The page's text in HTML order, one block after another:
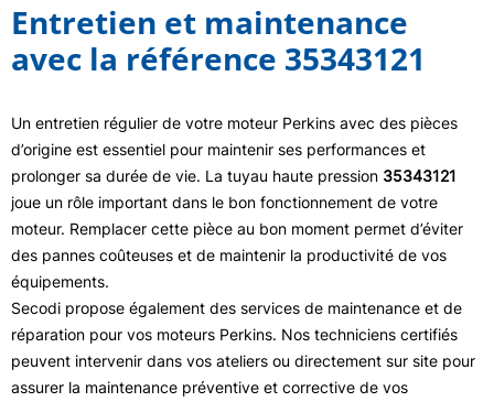
Entretien et maintenance
avec la référence 35343121
Un entretien régulier de votre moteur Perkins avec des pièces
d’origine est essentiel pour maintenir ses performances et
prolonger sa durée de vie. La tuyau haute pression 35343121
joue un rôle important dans le bon fonctionnement de votre
moteur. Remplacer cette pièce au bon moment permet d’éviter
des pannes coûteuses et de maintenir la productivité de vos
équipements.
Secodi propose également des services de maintenance et de
réparation pour vos moteurs Perkins. Nos techniciens certifiés
peuvent intervenir dans vos ateliers ou directement sur site pour
assurer la maintenance préventive et corrective de vos